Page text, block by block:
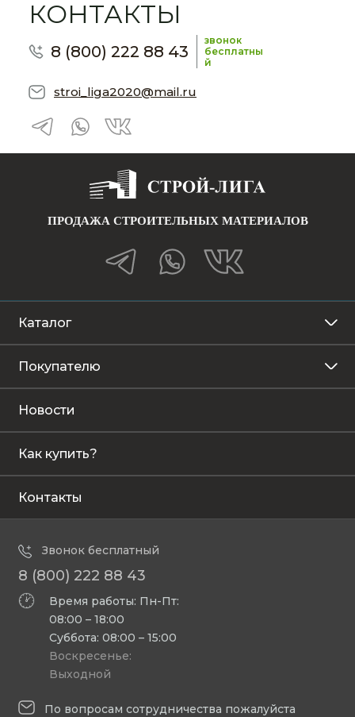
КОНТАКТЫ
8 (800) 222 88 43
звонок
бесплатны
й
stroi_liga2020@mail.ru
ПРОДАЖА СТРОИТЕЛЬНЫХ МАТЕРИАЛОВ
Каталог
Покупателю
Новости
Как купить?
Контакты
Звонок бесплатный
8 (800) 222 88 43
Время работы: Пн-Пт:
08:00 – 18:00
Суббота: 08:00 – 15:00
Воскресенье:
Выходной
По вопросам сотрудничества пожалуйста